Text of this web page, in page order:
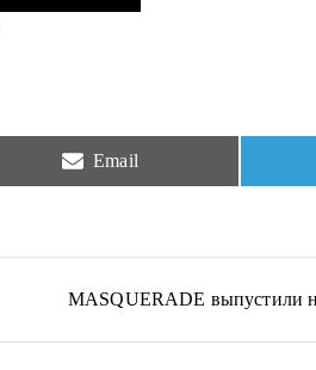
Share
Email
MASQUERADE выпустили